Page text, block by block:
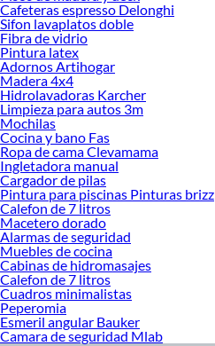
Cafeteras espresso Delonghi
Sifon lavaplatos doble
Fibra de vidrio
Pintura latex
Adornos Artihogar
Madera 4x4
Hidrolavadoras Karcher
Limpieza para autos 3m
Mochilas
Cocina y bano Fas
Ropa de cama Clevamama
Ingletadora manual
Cargador de pilas
Pintura para piscinas Pinturas brizz
Calefon de 7 litros
Macetero dorado
Alarmas de seguridad
Muebles de cocina
Cabinas de hidromasajes
Calefon de 7 litros
Cuadros minimalistas
Peperomia
Esmeril angular Bauker
Camara de seguridad Mlab